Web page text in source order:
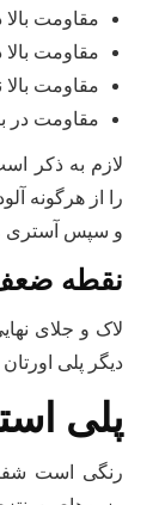
مقاومت
مقاومت
مقاومت
مقاومت در
لازم به ذکر
را از هرگونه
و سپس آستری
نقطه
لاک و جلای
دیگر پلی
پلی
رنگی است